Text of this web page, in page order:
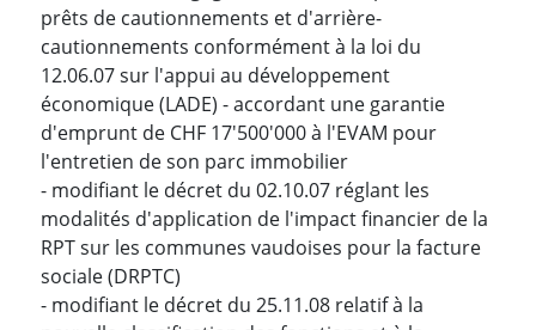
prêts de cautionnements et d'arrière-
cautionnements conformément à la loi du
12.06.07 sur l'appui au développement
économique (LADE) - accordant une garantie
d'emprunt de CHF 17'500'000 à l'EVAM pour
l'entretien de son parc immobilier
- modifiant le décret du 02.10.07 réglant les
modalités d'application de l'impact financier de la
RPT sur les communes vaudoises pour la facture
sociale (DRPTC)
- modifiant le décret du 25.11.08 relatif à la